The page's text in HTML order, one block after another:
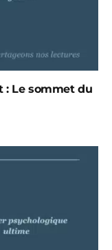
: Le sommet du